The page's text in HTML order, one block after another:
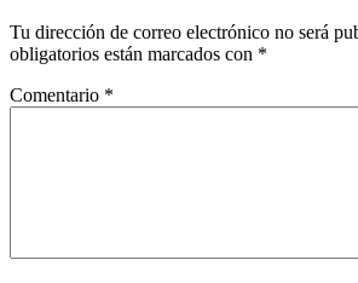
Tu dirección de correo electrónico no será
obligatorios están marcados con *
Comentario *